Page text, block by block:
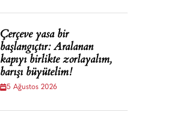
Çerçeve yasa bir
başlangıçtır: Aralanan
kapıyı birlikte zorlayalım,
barışı büyütelim!
5 Ağustos 2026